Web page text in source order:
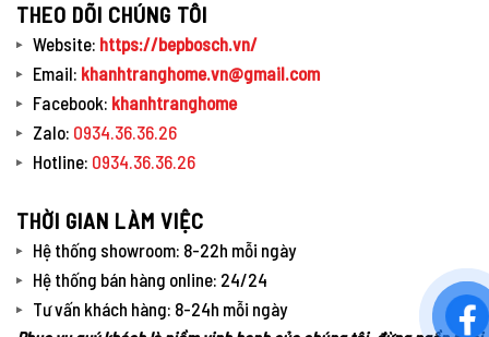
THEO DÕI CHÚNG TÔI
Website: https://bepbosch.vn/
Email: khanhtranghome.vn@gmail.com
Facebook: khanhtranghome
Zalo: 0934.36.36.26
Hotline: 0934.36.36.26
THỜI GIAN LÀM VIỆC
Hệ thống showroom: 8-22h mỗi ngày
Hệ thống bán hàng online: 24/24
Tư vấn khách hàng: 8-24h mỗi ngày